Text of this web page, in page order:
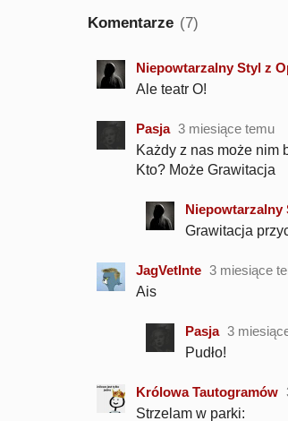
Komentarze (7)
Niepowtarzalny Styl z
Ale teatr O!
Pasja 3 miesiące temu
Każdy z nas może nim
Kto? Może Grawitacja
Niepowtarzalny
Grawitacja
JagVetInte 3 miesiące
Ais
Pasja 3
Pudło!
Królowa Tautogramów
Strzelam w parki: